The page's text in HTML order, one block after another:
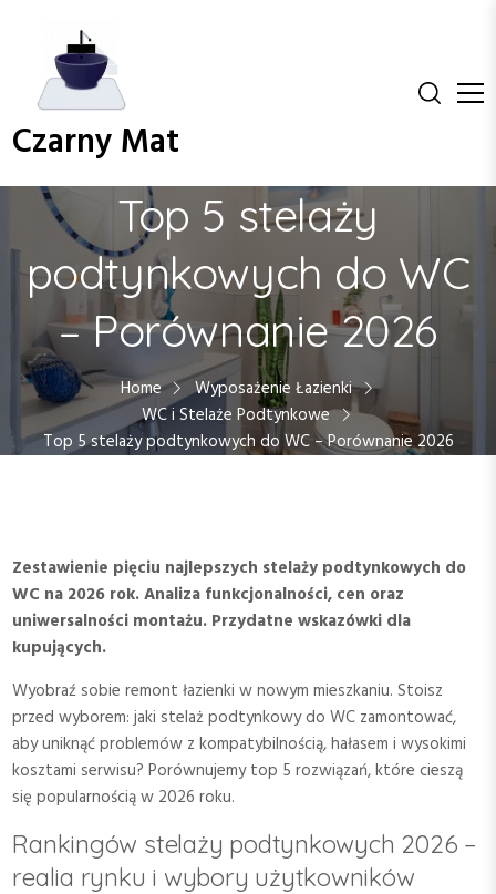
Czarny Mat
Top 5 stelaży
podtynkowych do WC
– Porównanie 2026
Home
Wyposażenie Łazienki
WC i Stelaże Podtynkowe
Top 5 stelaży podtynkowych do WC – Porównanie 2026
Zestawienie pięciu najlepszych stelaży podtynkowych do
WC na 2026 rok. Analiza funkcjonalności, cen oraz
uniwersalności montażu. Przydatne wskazówki dla
kupujących.
Wyobraź sobie remont łazienki w nowym mieszkaniu. Stoisz
przed wyborem: jaki stelaż podtynkowy do WC zamontować,
aby uniknąć problemów z kompatybilnością, hałasem i wysokimi
kosztami serwisu? Porównujemy top 5 rozwiązań, które cieszą
się popularnością w 2026 roku.
Rankingów stelaży podtynkowych 2026 –
realia rynku i wybory użytkowników